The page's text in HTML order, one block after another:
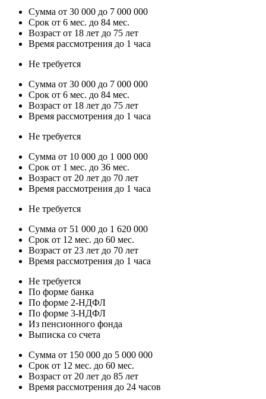
Сумма от 30 000 до 7 000 000
Срок от 6 мес. до 84 мес.
Возраст от 18 лет до 75 лет
Время рассмотрения до 1 часа
Не требуется
Сумма от 30 000 до 7 000 000
Срок от 6 мес. до 84 мес.
Возраст от 18 лет до 75 лет
Время рассмотрения до 1 часа
Не требуется
Сумма от 10 000 до 1 000 000
Срок от 1 мес. до 36 мес.
Возраст от 20 лет до 70 лет
Время рассмотрения до 1 часа
Не требуется
Сумма от 51 000 до 1 620 000
Срок от 12 мес. до 60 мес.
Возраст от 23 лет до 70 лет
Время рассмотрения до 1 часа
Не требуется
По форме банка
По форме 2-НДФЛ
По форме 3-НДФЛ
Из пенсионного фонда
Выписка со счета
Сумма от 150 000 до 5 000 000
Срок от 12 мес. до 60 мес.
Возраст от 20 лет до 85 лет
Время рассмотрения до 24 часов